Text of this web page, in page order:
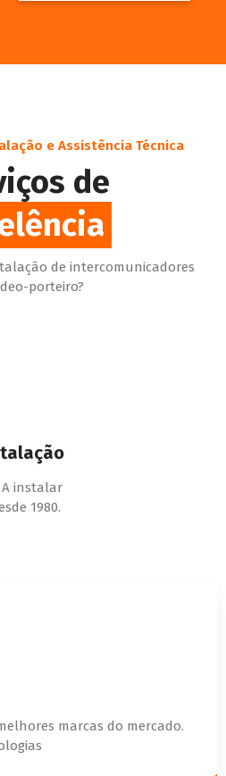
e Assistência Técnica
de
de intercomunicadores
porteiro?
A instalar
1980.
marcas do mercado.